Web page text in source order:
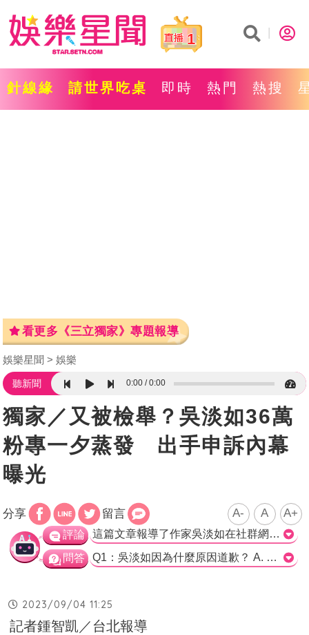
1
針線緣 請世界吃桌 即時 熱門 熱搜
看更多《三立獨家》專題報導
娛樂星聞 娛樂
聽新聞 0:00 0:00
獨家／又被檢舉？吳淡如36萬
粉專一夕蒸發 出手申訴內幕
曝光
分享 留言 A- A A+
評論 這篇文章報導了作家吳淡如在社群網站上分享電腦繪圖作品後，遭到網友質疑並要求拿出繪圖過程來證明是人工智能繪圖。隨後吳淡如透過粉絲專頁發文表示自己的另一個Facebook帳號被關閉，並感到崩潰和道歉。令人意外的是，如今吳淡如的臉書主站再次被關閉。文章指出，吳淡如的臉書粉絲專頁有好幾十萬人追蹤，她也經常在上面進行商業活動。然而，臉書主站無預警地消失，目前她只能透過另一個小號來發布消息。吳淡如已經向臉書申訴，希望能夠恢復主帳號的使用權。然而，是否因被檢舉或其他特殊原因遭關，尚待臉書回覆。 根據文章內容，吳淡如在過去曾有臉書帳號被關閉的經驗，她推測可能是因為有心人不斷檢舉而導致帳號被關。儘管吳淡如承認自己需要檢討和反省的地方，但她也提到有家人和同事需要保護，希望不要讓無辜受到傷害。 這篇文章報導了吳淡如在臉書帳號被關閉的事件，並提及她的臉書粉絲專頁的大量追蹤者和商業活動。然而，文章並未提供具體的證據或資料來源，以證明關閉帳號的原因和吳淡如所受到的檢舉行為是否屬實。因此，在評論這篇文章時，需要保持謹慎態度，並等待更多相關資訊的發布。?篇?道提到了?淡如在?人??主?被??的事情，以及她去年也有相似的??。??中?有提供具体的證据，也?有出示更多解釋，以?明??行?是否真?。所以在????道做出?价?，需要?慎?待，并等待更多有???的公布。>
問答 Q1：吳淡如因為什麼原因道歉？ A. 因在社群網站上分享「電腦繪圖」的作品 B. 因在粉絲專頁「吳淡如每周一文」發布售賣連結 C. 因另一個臉書帳號遭關閉的消息 D. 因網友指正其作品是AI繪圖 正確解答：C. 因另一個臉書帳號遭關閉的消息 Q2：吳淡如現在是透過哪個臉書帳號發布資訊？ A. 吳淡如的主臉書帳號 B. 吳淡如的另一個小號 C. 吳淡如的粉絲專頁 D. 吳淡如的被關閉的臉書帳號 正確解答：B. 吳淡如的另一個小號 Q3：吳淡如推測自己被關閉的原因是什麼？ A. 有人不斷惡意檢舉 B. 被臉書指正其作品是AI繪圖 C. 自己有需要檢討和反省的地方 D. 遭網友要求拿出繪圖過程 正確解答：A. 有人不斷惡意檢舉
2023/09/04 11:25
記者鍾智凱／台北報導